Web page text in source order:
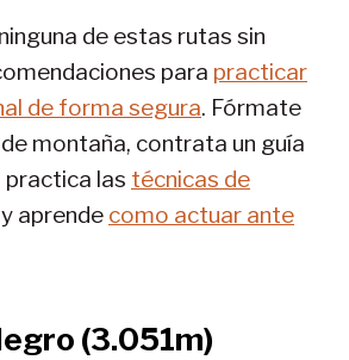
de estas rutas sin
para practicar
de forma segura. Fórmate
montaña, contrata un guía
practica las técnicas de
y aprende como actuar ante
(3.051m)